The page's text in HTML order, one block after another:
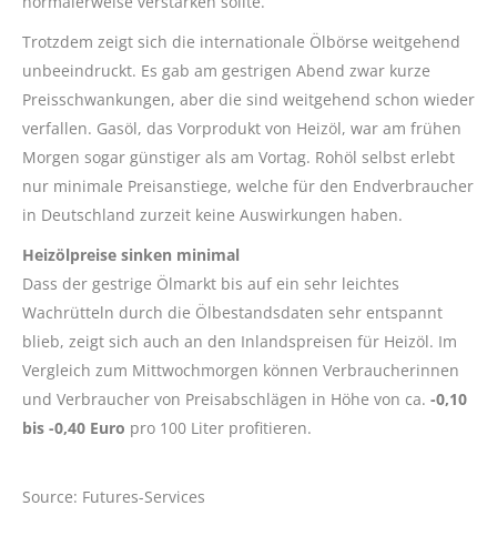
Trotzdem zeigt sich die internationale Ölbörse weitgehend
unbeeindruckt. Es gab am gestrigen Abend zwar kurze
Preisschwankungen, aber die sind weitgehend schon wieder
verfallen. Gasöl, das Vorprodukt von Heizöl, war am frühen
Morgen sogar günstiger als am Vortag. Rohöl selbst erlebt
nur minimale Preisanstiege, welche für den Endverbraucher
in Deutschland zurzeit keine Auswirkungen haben.
Heizölpreise sinken minimal
Dass der gestrige Ölmarkt bis auf ein sehr leichtes
Wachrütteln durch die Ölbestandsdaten sehr entspannt
blieb, zeigt sich auch an den Inlandspreisen für Heizöl. Im
Vergleich zum Mittwochmorgen können Verbraucherinnen
und Verbraucher von Preisabschlägen in Höhe von ca. -0,10
bis -0,40 Euro pro 100 Liter profitieren.
Source: Futures-Services